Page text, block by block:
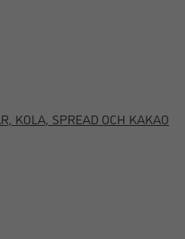
KOLA, SPREAD OCH KAKAO